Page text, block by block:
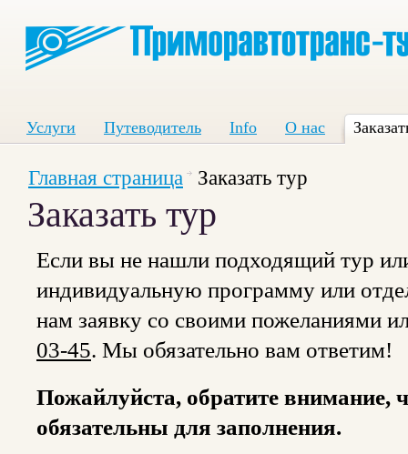
Услуги Путеводитель Info О нас
Главная страница Заказать тур
Заказать тур
Если вы не нашли подходящий тур или
индивидуальную программу или
нам заявку со своими пожеланиями
03-45. Мы обязательно вам ответим!
Пожайлуйста, обратите внимание,
обязательны для заполнения.